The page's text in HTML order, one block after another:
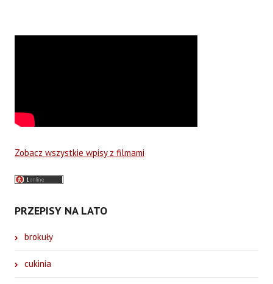
Zobacz wszystkie wpisy z filmami
PRZEPISY NA LATO
brokuły
cukinia